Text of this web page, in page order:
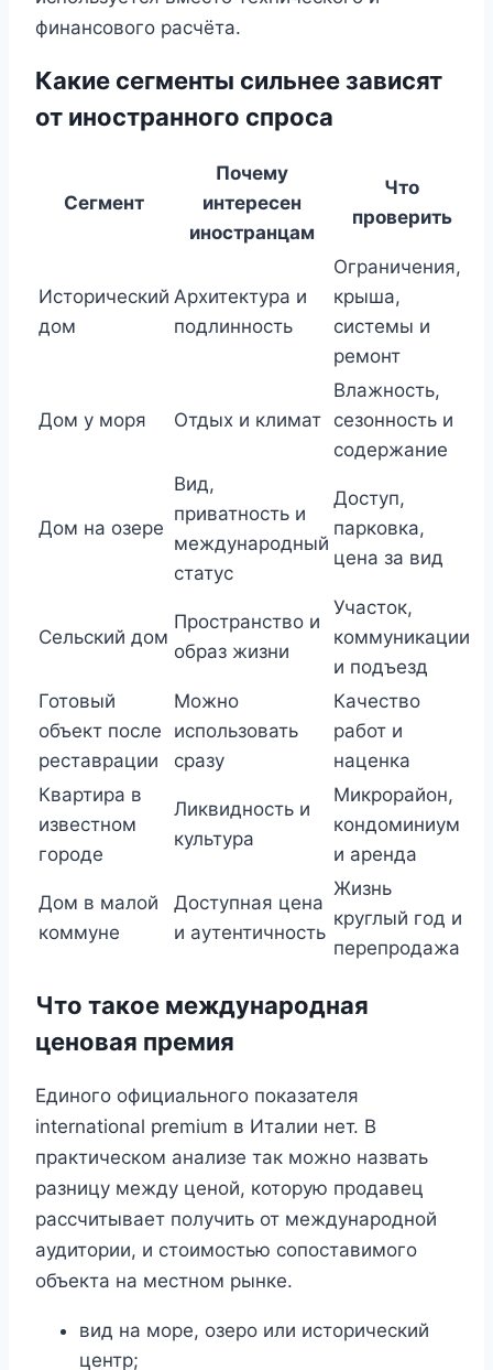
финансового расчёта.
Какие сегменты сильнее зависят
от иностранного спроса
Сегмент
Почему
интересен
иностранцам
Что
проверить
Исторический
дом
Архитектура и
подлинность
Ограничения,
крыша,
системы и
ремонт
Дом у моря Отдых и климат
Влажность,
сезонность и
содержание
Дом на озере
Вид,
приватность и
международный
статус
Доступ,
парковка,
цена за вид
Сельский дом
Пространство и
образ жизни
Участок,
коммуникации
и подъезд
Готовый
объект после
реставрации
Можно
использовать
сразу
Качество
работ и
наценка
Квартира в
известном
городе
Ликвидность и
культура
Микрорайон,
кондоминиум
и аренда
Дом в малой
коммуне
Доступная цена
и аутентичность
Жизнь
круглый год и
перепродажа
Что такое международная
ценовая премия
Единого официального показателя
international premium в Италии нет. В
практическом анализе так можно назвать
разницу между ценой, которую продавец
рассчитывает получить от международной
аудитории, и стоимостью сопоставимого
объекта на местном рынке.
вид на море, озеро или исторический
центр;